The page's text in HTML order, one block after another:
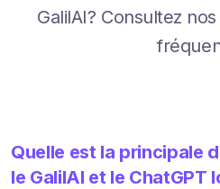
GalilAI? Consultez
Quelle est la principale
le GalilAI et le